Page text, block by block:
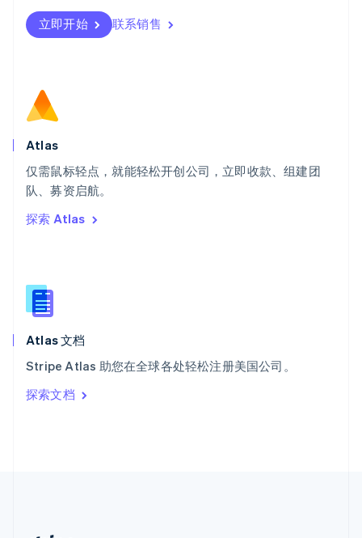
立即开始 联系销售
Atlas
仅需鼠标轻点，就能轻松开创公司，立即收款、组建团
队、募资启航。
探索 Atlas
Atlas 文档
Stripe Atlas 助您在全球各处轻松注册美国公司。
探索文档
瑞士
DeutschFrançais
English
斯洛文尼亚
泰国
ไทยEnglish
希腊
English
西班牙
新西兰
English
匈牙利
English
ItalianoEnglish
印度
English